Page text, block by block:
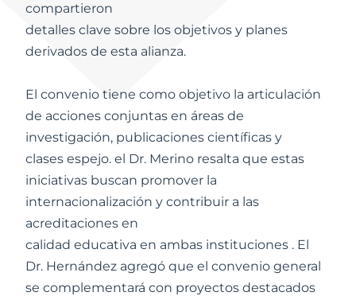
compartieron
detalles clave sobre los objetivos y planes
derivados de esta alianza.
El convenio tiene como objetivo la articulación
de acciones conjuntas en áreas de
investigación, publicaciones científicas y
clases espejo. el Dr. Merino resalta que estas
iniciativas buscan promover la
internacionalización y contribuir a las
acreditaciones en
calidad educativa en ambas instituciones . El
Dr. Hernández agregó que el convenio general
se complementará con proyectos destacados